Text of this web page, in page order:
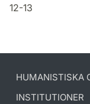
12-13
HUMANISTISKA
INSTITUTIONER